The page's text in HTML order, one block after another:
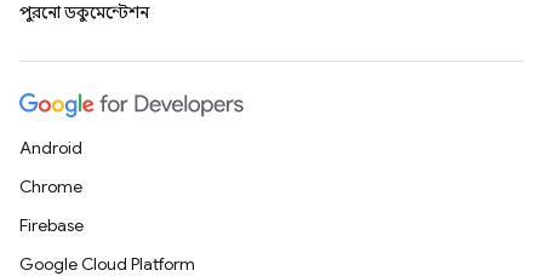
পুরনো ডকুমেন্টেশন
Android
Chrome
Firebase
Google Cloud Platform